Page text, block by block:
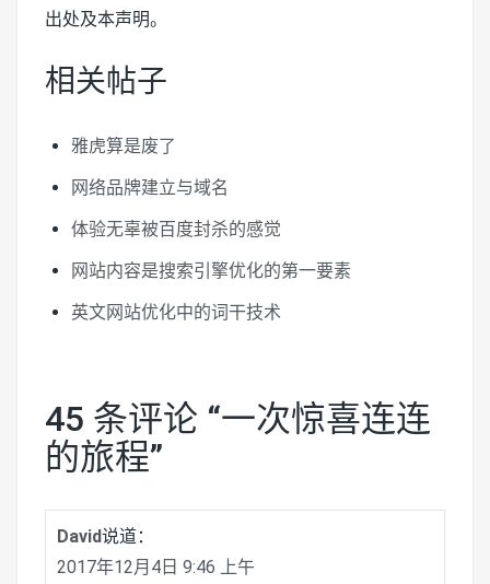
出处及本声明。
相关帖子
雅虎算是废了
网络品牌建立与域名
体验无辜被百度封杀的感觉
网站内容是搜索引擎优化的第一要素
英文网站优化中的词干技术
45 条评论 “一次惊喜连连
的旅程”
David说道：
2017年12月4日 9:46 上午